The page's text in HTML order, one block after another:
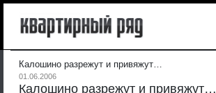
Калошино разрежут и привяжут…
01.06.2006
Калошино разрежут и привяжут…